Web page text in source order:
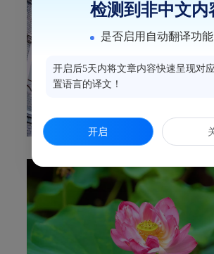
检测到非中文内
是否启用自动翻译功能
开启后5天内将文章内容快速呈现对
置语言的译文！
开启